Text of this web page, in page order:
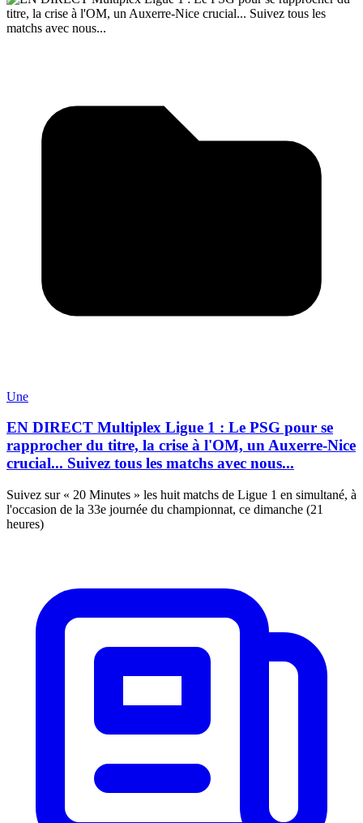
Une
EN DIRECT Multiplex Ligue 1 : Le PSG pour se
rapprocher du titre, la crise à l'OM, un Auxerre-Nice
crucial... Suivez tous les matchs avec nous...
Suivez sur « 20 Minutes » les huit matchs de Ligue 1 en simultané, à
l'occasion de la 33e journée du championnat, ce dimanche (21
heures)